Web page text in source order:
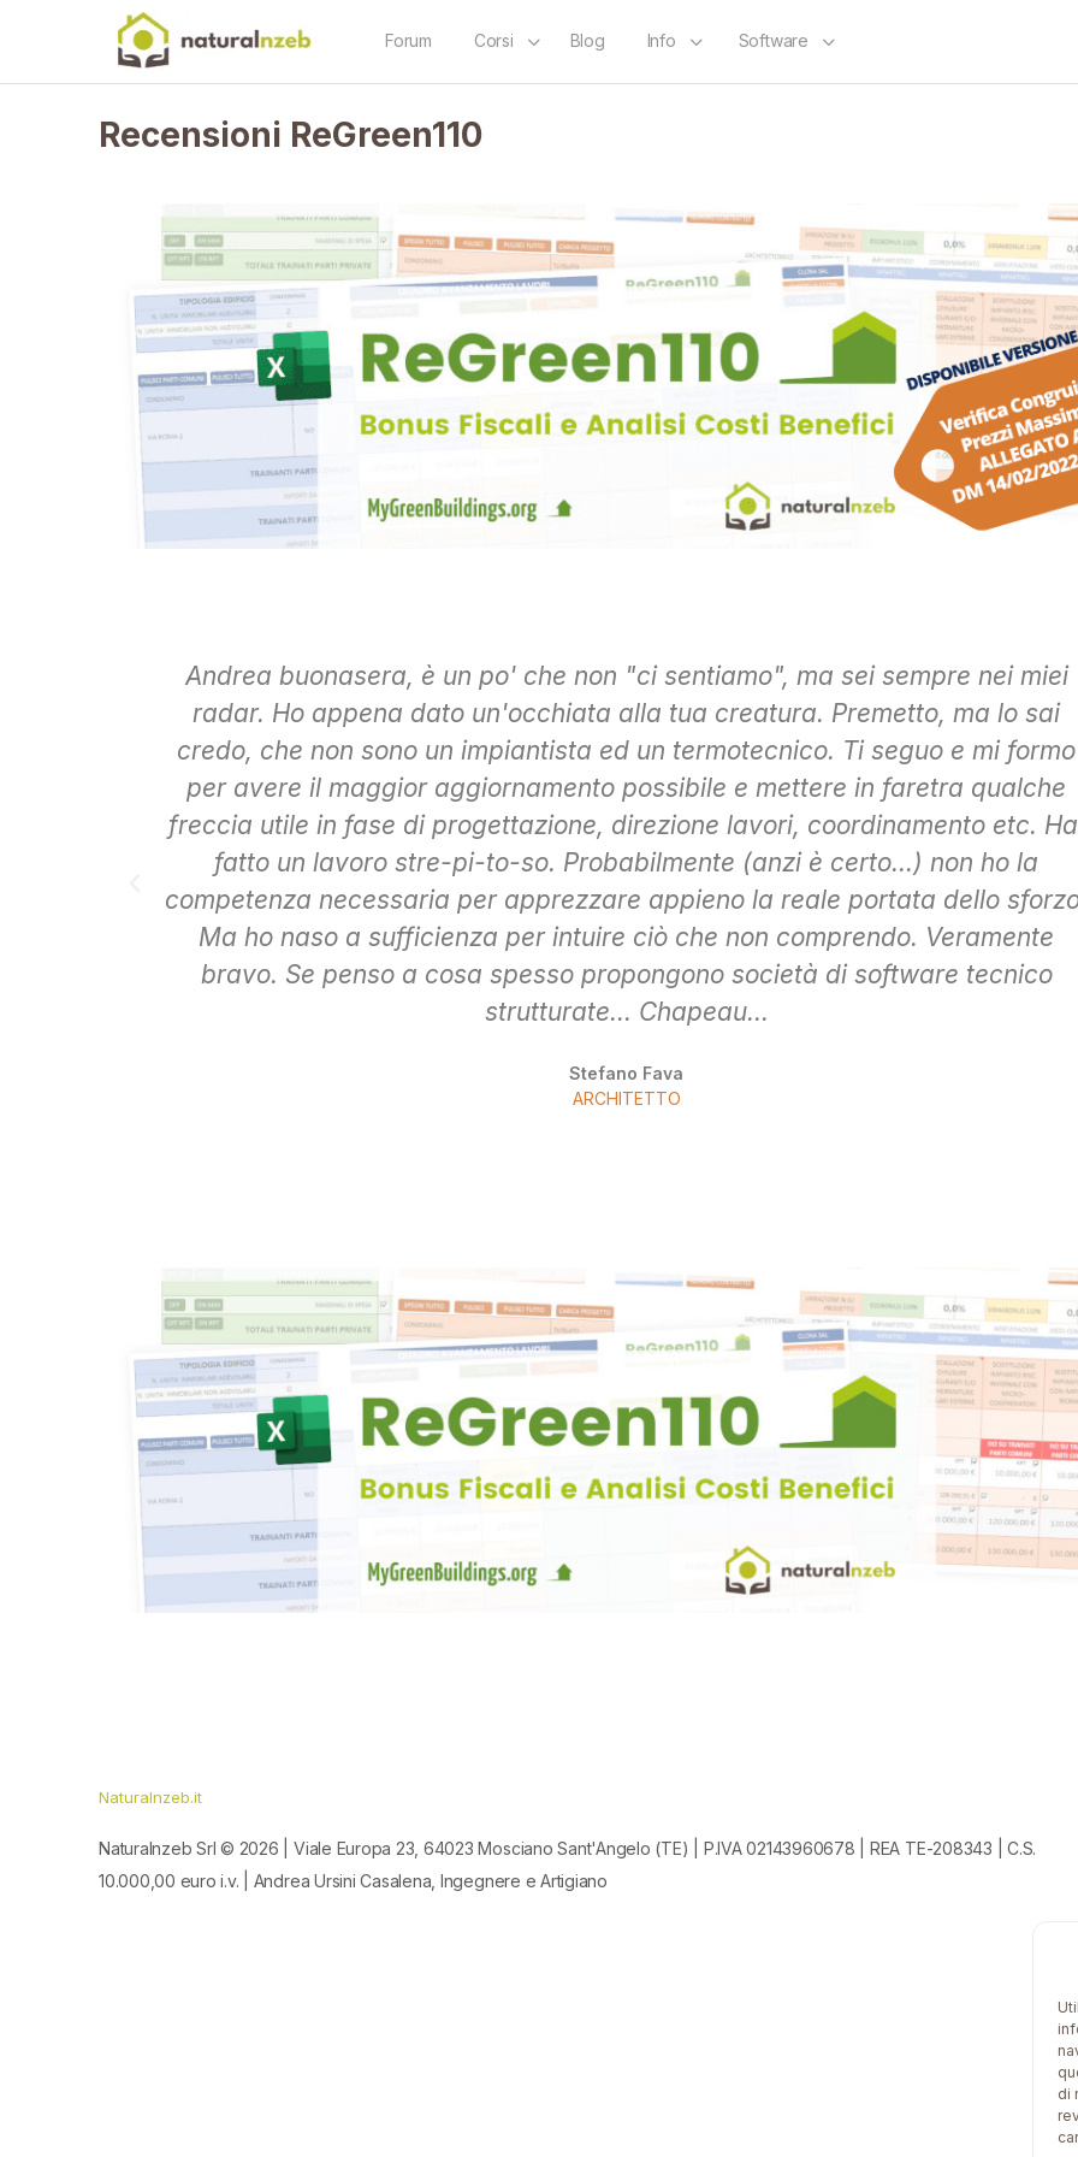
di
Forum Corsi Blog Info Software
Recensioni ReGreen110
Andrea buonasera, è un po' che non "ci sentiamo", ma sei sempre nei miei
radar. Ho appena dato un'occhiata alla tua creatura. Premetto, ma lo sai
credo, che non sono un impiantista ed un termotecnico. Ti seguo e mi formo
per avere il maggior aggiornamento possibile e mettere in faretra qualche
freccia utile in fase di progettazione, direzione lavori, coordinamento etc.
fatto un lavoro stre-pi-to-so. Probabilmente (anzi è certo...) non ho la
competenza necessaria per apprezzare appieno la reale portata dello
Ma ho naso a sufficienza per intuire ciò che non comprendo. Veramente
bravo. Se penso a cosa spesso propongono società di software tecnico
strutturate... Chapeau...
Stefano Fava
ARCHITETTO
Naturalnzeb.it
Naturalnzeb Srl © 2026 | Viale Europa 23, 64023 Mosciano Sant'Angelo (TE) | P.IVA 02143960678 | REA TE-208343 | C.S.
10.000,00 euro i.v. | Andrea Ursini Casalena, Ingegnere e Artigiano